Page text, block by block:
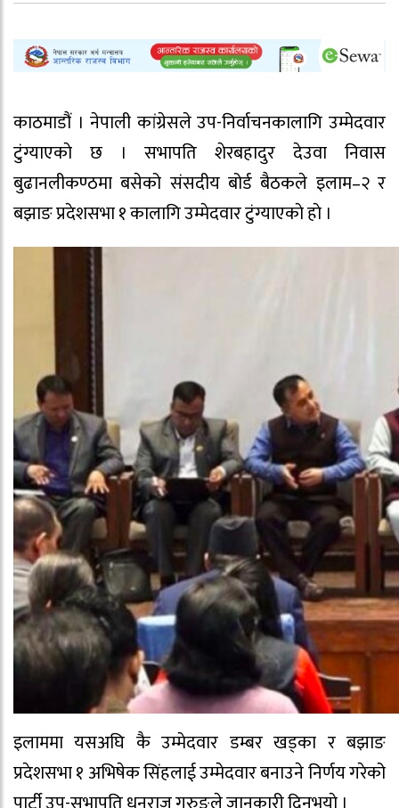
काठमाडौं । नेपाली कांग्रेसले उप-निर्वाचनकालागि उम्मेदवार
टुंग्याएकाे छ । सभापति शेरबहादुर देउवा निवास
बुढानलीकण्ठमा बसेको संसदीय बोर्ड बैठकले इलाम–२ र
बझाङ प्रदेशसभा १ कालागि उम्मेदवार टुंग्याएकाे हाे ।
इलाममा यसअघि कै उम्मेदवार डम्बर खड्का र बझाङ
प्रदेशसभा १ अभिषेक सिंहलाई उम्मेदवार बनाउने निर्णय गरेको